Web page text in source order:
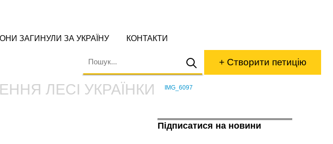
ЗАГИНУЛИ ЗА УКРАЇНУ КОНТАКТИ
+ Створити петицію
ЛЕСІ УКРАЇНКИ IMG_6097
Підписатися на новини